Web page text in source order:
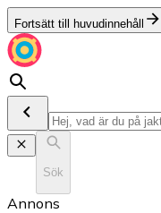
Fortsätt till huvudinnehåll
Sök
Annons